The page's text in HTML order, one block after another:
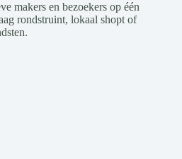
makers en bezoekers op één
rondstruint, lokaal shopt of